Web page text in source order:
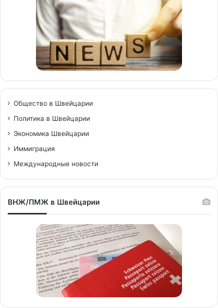
Общество в Швейцарии
Политика в Швейцарии
Экономика Швейцарии
Иммиграция
Международные новости
ВНЖ/ПМЖ в Швейцарии